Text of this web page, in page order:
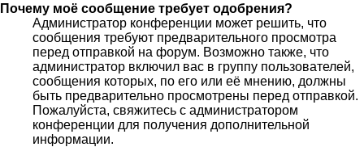
Почему моё сообщение требует одобрения?
Администратор конференции может решить, что
сообщения требуют предварительного просмотра
перед отправкой на форум. Возможно также, что
администратор включил вас в группу пользователей,
сообщения которых, по его или её мнению, должны
быть предварительно просмотрены перед отправкой.
Пожалуйста, свяжитесь с администратором
конференции для получения дополнительной
информации.